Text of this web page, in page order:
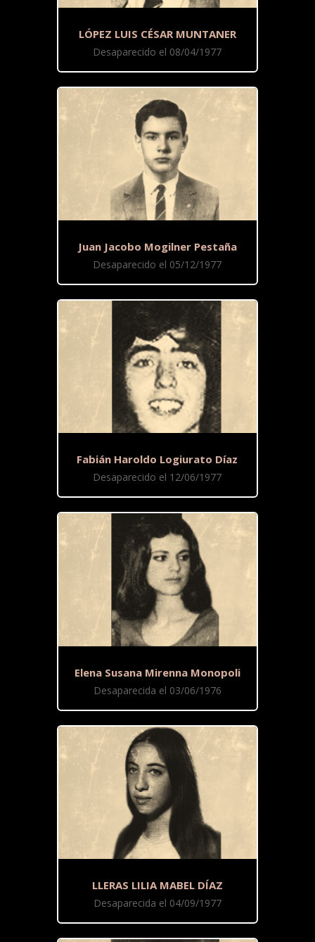
LÓPEZ LUIS CÉSAR MUNTANER
Desaparecido el 08/04/1977
Juan Jacobo Mogilner Pestaña
Desaparecido el 05/12/1977
Fabián Haroldo Logiurato Díaz
Desaparecido el 12/06/1977
Elena Susana Mirenna Monopoli
Desaparecida el 03/06/1976
LLERAS LILIA MABEL DÍAZ
Desaparecida el 04/09/1977